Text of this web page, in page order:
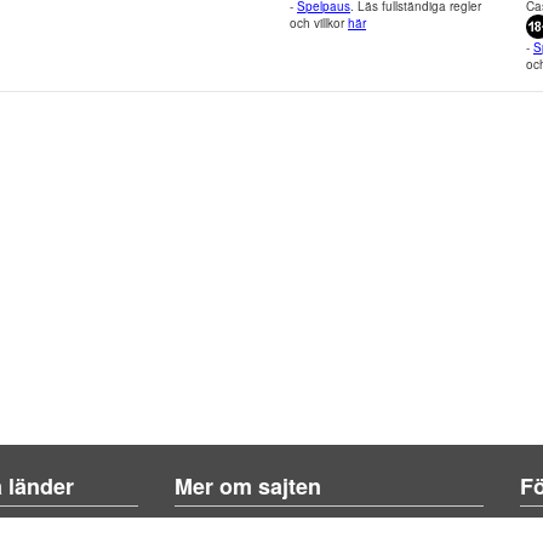
- Spelpaus. Läs fullständiga regler
och villkorhär
-
länder Mer om sajten